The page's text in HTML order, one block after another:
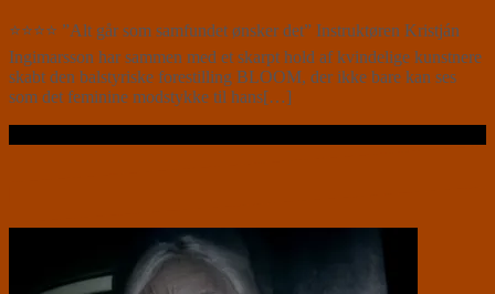
⭐⭐⭐⭐ ”Alt går som samfundet ønsker det” Instruktøren Kristján
Ingimarsson har sammen med et skarpt hold af kvindelige kunstnere
skabt den balstyriske forestilling BLOOM, der ikke bare kan ses
som det feminine modstykke til hans[…]